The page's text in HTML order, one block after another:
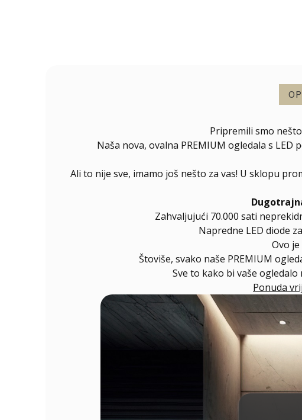
Pripremili smo
Naša nova, ovalna PREMIUM ogledala s
Ali to nije sve, imamo još nešto za vas! U sklopu
Zahvaljujući 70.000 sati
Napredne LED diode
Ovo
Štoviše, svako naše PREMIUM
Sve to kako bi vaše
Ponuda